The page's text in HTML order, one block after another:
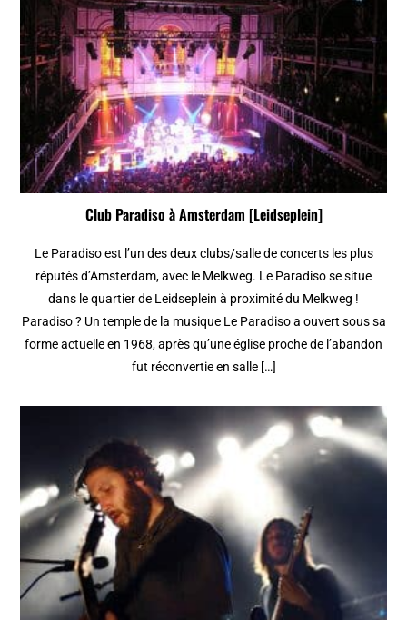
Club Paradiso à Amsterdam [Leidseplein]
Le Paradiso est l’un des deux clubs/salle de concerts les plus
réputés d’Amsterdam, avec le Melkweg. Le Paradiso se situe
dans le quartier de Leidseplein à proximité du Melkweg !
Paradiso ? Un temple de la musique Le Paradiso a ouvert sous sa
forme actuelle en 1968, après qu’une église proche de l’abandon
fut réconvertie en salle […]